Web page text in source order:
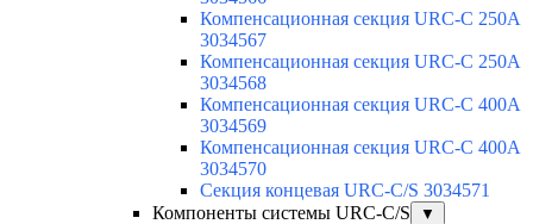
Компенсационная секция URC-C 250A
3034567
Компенсационная секция URC-C 250A
3034568
Компенсационная секция URC-C 400A
3034569
Компенсационная секция URC-C 400A
3034570
Секция концевая URC-C/S 3034571
Компоненты системы URC-C/S
▼